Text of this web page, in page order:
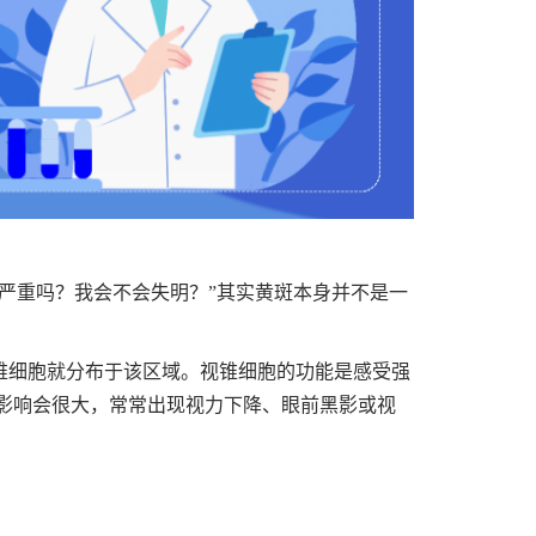
重吗？我会不会失明？”其实黄斑本身并不是一
胞就分布于该区域。视锥细胞的功能是感受强
响会很大，常常出现视力下降、眼前黑影或视